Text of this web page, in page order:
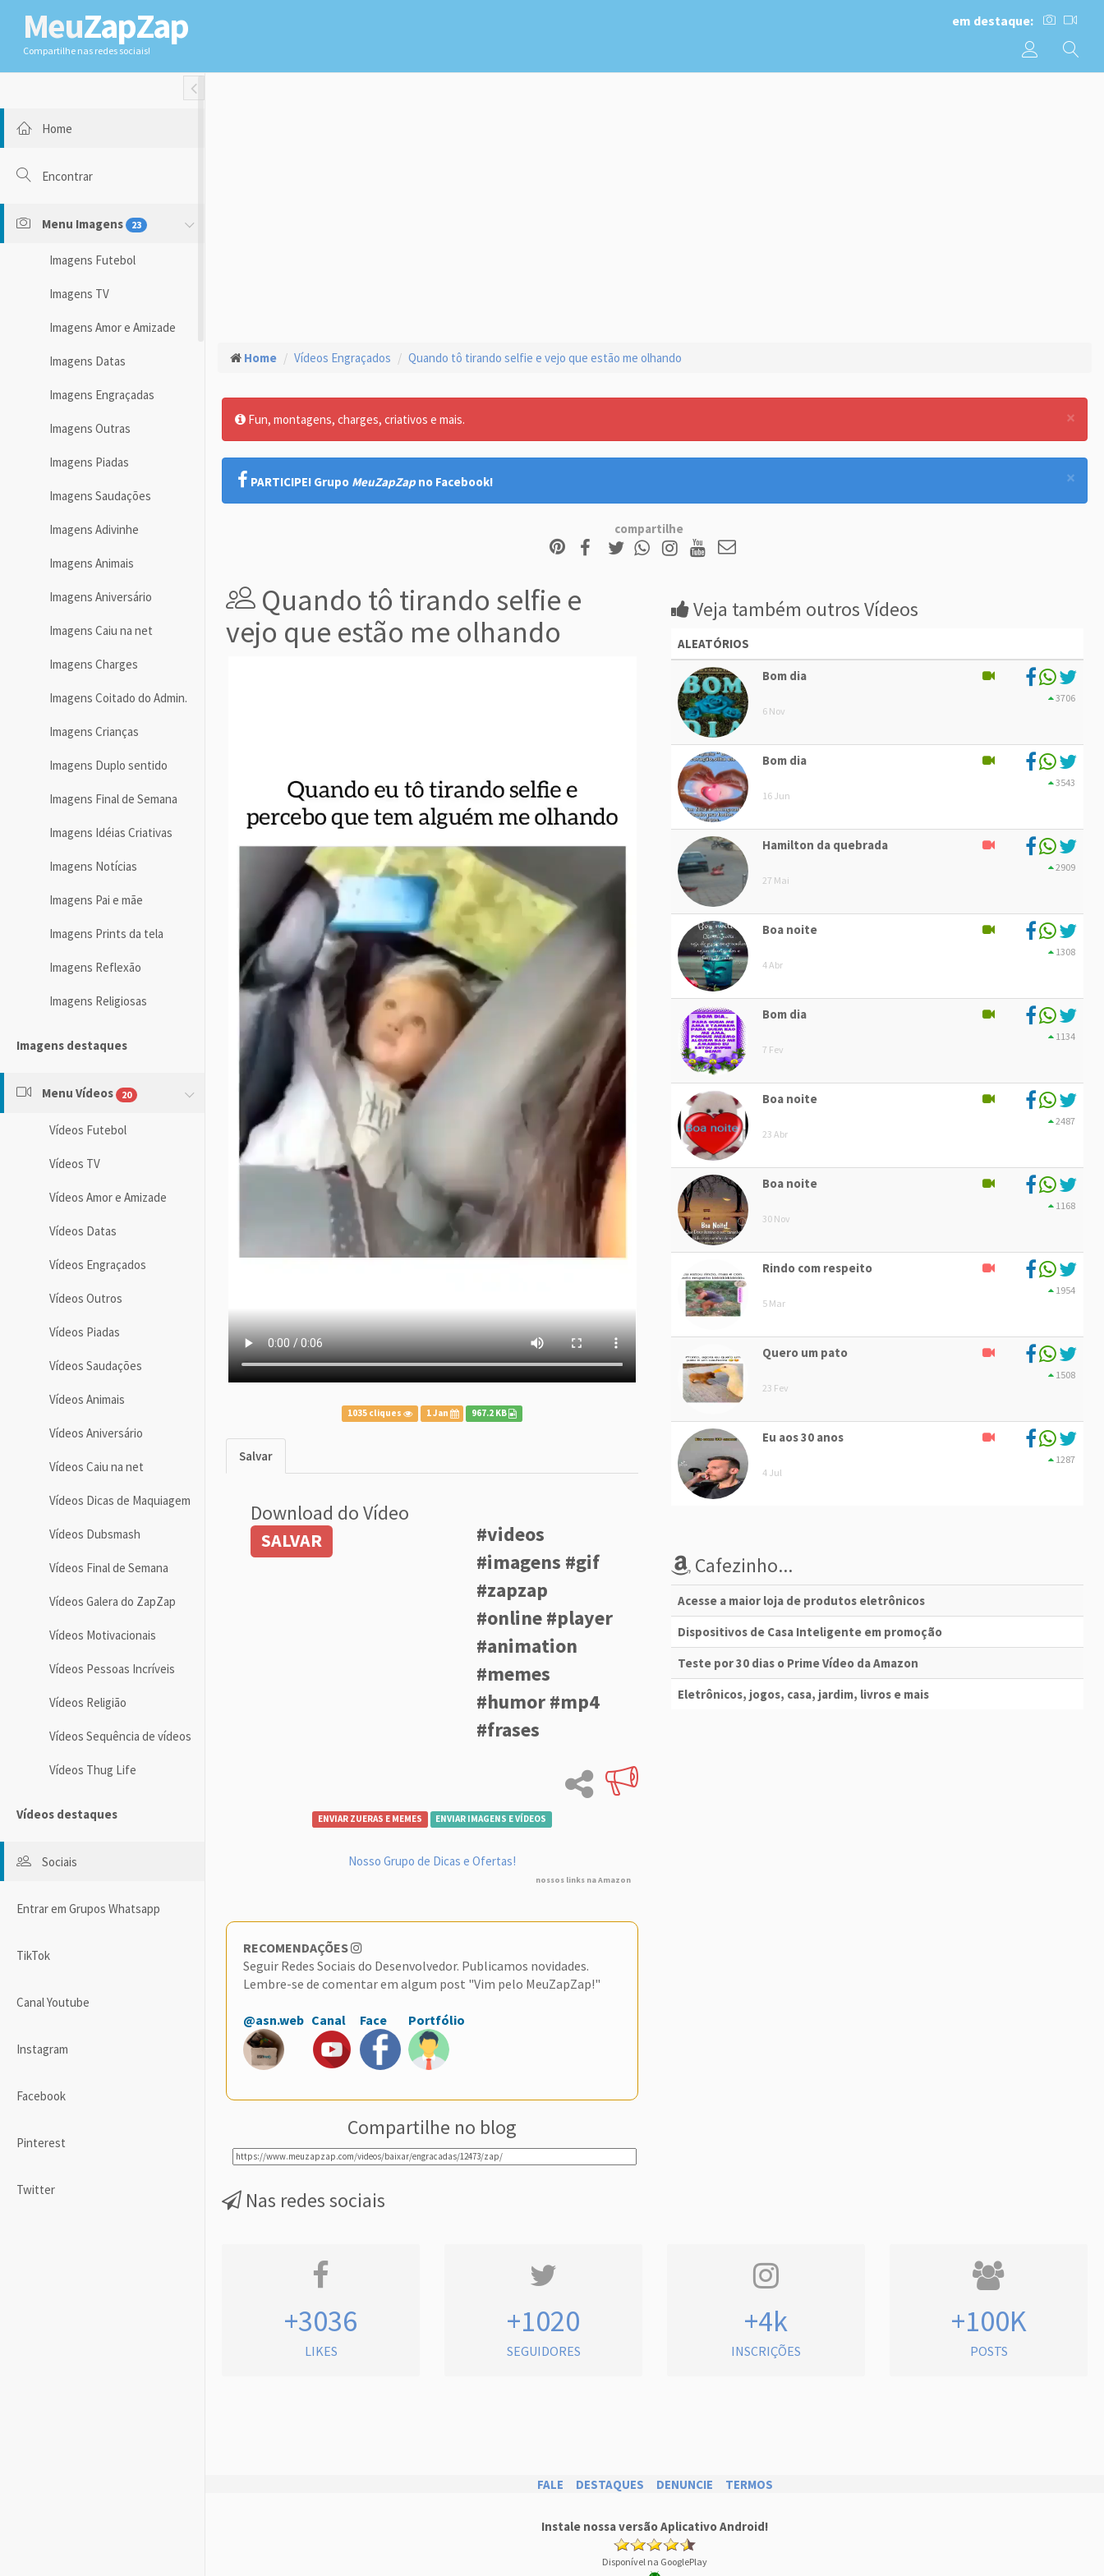
MeuZapZap
Compartilhe nas redes sociais!
em destaque:
Toggle Fullwidth
Home
Encontrar
Menu Imagens 23
Imagens Futebol
Imagens TV
Imagens Amor e Amizade
Imagens Datas
Imagens Engraçadas
Imagens Outras
Imagens Piadas
Imagens Saudações
Imagens Adivinhe
Imagens Animais
Imagens Aniversário
Imagens Caiu na net
Imagens Charges
Imagens Coitado do Admin.
Imagens Crianças
Imagens Duplo sentido
Imagens Final de Semana
Imagens Idéias Criativas
Imagens Notícias
Imagens Pai e mãe
Imagens Prints da tela
Imagens Reflexão
Imagens Religiosas
Imagens destaques
Menu Vídeos 20
Vídeos Futebol
Vídeos TV
Vídeos Amor e Amizade
Vídeos Datas
Vídeos Engraçados
Vídeos Outros
Vídeos Piadas
Vídeos Saudações
Vídeos Animais
Vídeos Aniversário
Vídeos Caiu na net
Vídeos Dicas de Maquiagem
Vídeos Dubsmash
Vídeos Final de Semana
Vídeos Galera do ZapZap
Vídeos Motivacionais
Vídeos Pessoas Incríveis
Vídeos Religião
Vídeos Sequência de vídeos
Vídeos Thug Life
Vídeos destaques
Sociais
Entrar em Grupos Whatsapp
TikTok
Canal Youtube
Instagram
Facebook
Pinterest
Twitter
Home Vídeos Engraçados Quando tô tirando selfie e vejo que estão me olhando
×
Fun, montagens, charges, criativos e mais.
×
PARTICIPE! Grupo MeuZapZap no Facebook!
compartilhe
Quando tô tirando selfie e
vejo que estão me olhando
1035 cliques 1 Jan 967.2 KB
Salvar
Download do Vídeo
SALVAR
#videos
#imagens #gif
#zapzap
#online #player
#animation
#memes
#humor #mp4
#frases
ENVIAR ZUERAS E MEMES ENVIAR IMAGENS E VÍDEOS
Nosso Grupo de Dicas e Ofertas!
nossos links na Amazon
RECOMENDAÇÕES
Seguir Redes Sociais do Desenvolvedor. Publicamos novidades.
Lembre-se de comentar em algum post "Vim pelo MeuZapZap!"
@asn.web Canal Face Portfólio
Compartilhe no blog
Veja também outros Vídeos
ALEATÓRIOS
Bom dia
6 Nov
3706
Bom dia
16 Jun
3543
Hamilton da quebrada
27 Mai
2909
Boa noite
4 Abr
1308
Bom dia
7 Fev
1134
Boa noite
23 Abr
2487
Boa noite
30 Nov
1168
Rindo com respeito
5 Mar
1954
Quero um pato
23 Fev
1508
Eu aos 30 anos
4 Jul
1287
Cafezinho...
Acesse a maior loja de produtos eletrônicos
Dispositivos de Casa Inteligente em promoção
Teste por 30 dias o Prime Vídeo da Amazon
Eletrônicos, jogos, casa, jardim, livros e mais
Nas redes sociais
+3036
LIKES
+1020
SEGUIDORES
+4k
INSCRIÇÕES
+100K
POSTS
FALE DESTAQUES DENUNCIE TERMOS
Instale nossa versão Aplicativo Android!
Disponível na GooglePlay